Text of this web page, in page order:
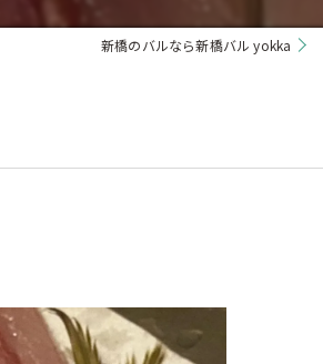
新橋のバルなら新橋バル yokka